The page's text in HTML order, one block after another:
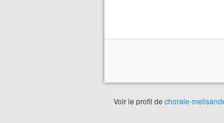
Voir le profil de chorale-